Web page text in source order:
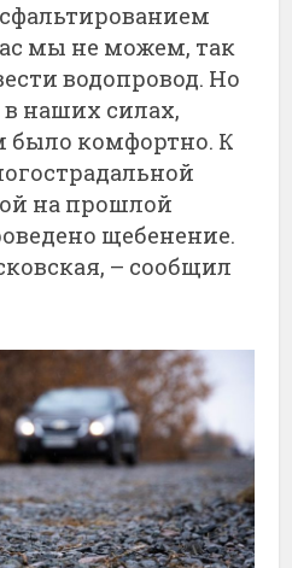
мы не можем, так
водопровод. Но
в наших силах,
было комфортно. К
на прошлой
щебенение.
– сообщил